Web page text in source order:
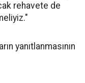
rehavete de
yanıtlanmasının